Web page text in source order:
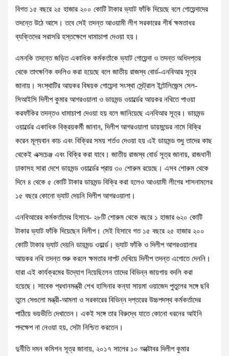
বিগত ১৫ বছরে ২৫ হাজার ২০০ কোটি টাকার ভ্যাট ফাঁকি দিয়েছে বলে গোয়েন্দাদের
তদন্তে উঠে আসে। তবে সেই তদন্ত আওয়ামী লীগ সরকারের শীর্ষ ক্ষমতাধর
ব্যক্তিদের সরাসরি হস্তক্ষেপে ধামাচাপা দেওয়া হয়।
এমনকি তদন্তে জড়িত একাধিক কর্মকর্তাকে ভ্যাট গোয়েন্দা ও তদন্ত অধিদপ্তর
থেকে তাৎক্ষণিক বদলিও করা হয়েছে বলে জাতীয় রাজস্ব বোর্ড-এনবিআর সূত্র
জানায়। সংস্থাটির আয়কর বিষয়ক গোয়েন্দা সংস্থা সেন্ট্রাল ইন্টেলিজেন্স সেল-
সিআইসি দিলীপ কুমার আগরওয়ালা ও ডায়মন্ড ওয়ার্ল্ডের আয়কর নথিতে পাওয়া
করফাঁকির তদন্তও ধামাচাপা দেওয়া হয় বলে জানিয়েছে এনবিআর সূত্র। ডায়মন্ড
ওয়ার্ল্ডের একাধিক বিক্রয়কর্মী জানান, দিলীপ আগরওয়ালা ডায়মন্ডের নামে বিক্রি
করেন মূল্যবান কাচ এবং বিক্রির সময় শর্তও দেওয়া হয় এই ডায়মন্ড শুধু তাদের কাছ
থেকেই এক্সচেঞ্জ এবং বিক্রি করা যাবে। জাতীয় রাজস্ব বোর্ড সূত্র জানায়, রাজধানী
ঢাকাসহ সারা দেশে ডায়মন্ড ওয়ার্ল্ডের প্রায় ৩০ শোরুম রয়েছে। এসব শোরুম থেকে
দিনে ৪ থেকে ৫ কোটি টাকার ডায়মন্ড বিক্রি করা হলেও আওয়ামী লীগের শাসনামলের
১৫ বছরে কোনো ভ্যাট দেয়নি দিলীপ আগরওয়ালা।
এনবিআরের কর্মকর্তাদের হিসাবে- ২৮টি শোরুম থেকে বছরে ১ হাজার ৬২০ কোটি
টাকার ভ্যাট ফাঁকি দিয়েছেন দিলীপ। সেই হিসাবে গত ১৫ বছরে ২৫ হাজার ২০০
কোটি টাকার ভ্যাট দেয়নি ডায়মন্ড ওয়ার্ল্ড। ভ্যাট ফাঁকি ও দিলীপ আগরওয়ালার
আয়কর নথি তদন্ত শুরু করলে ক্ষমতার দাপট দেখিয়ে দিলীপ তদন্ত এগোতে দেননি।
যারা এই কার্যক্রমের উদ্যোগ নিয়েছিলেন তাদের বিভিন্ন জায়গায় বদলি করা
হয়েছে। সাবেক প্রধানমন্ত্রী শেখ হাসিনার কন্যা সায়মা ওয়াজেদ পুতুলের সঙ্গে ছবি
তুলে সেগুলো মন্ত্রী-আমলা ও সরকারের বিভিন্ন দপ্তরের উচ্চপদস্থ কর্মকর্তাদের
পাঠিয়ে ভয়ভীতি দেখাতেন। একই সঙ্গে তার বিরুদ্ধে যাতে কোনো ধরনের আইনি
পদক্ষেপ না নেওয়া হয়, সেটা নিশ্চিত করতেন।
দুর্নীতি দমন কমিশন সূত্র জানায়, ২০১৭ সালের ১০ অক্টোবর দিলীপ কুমার